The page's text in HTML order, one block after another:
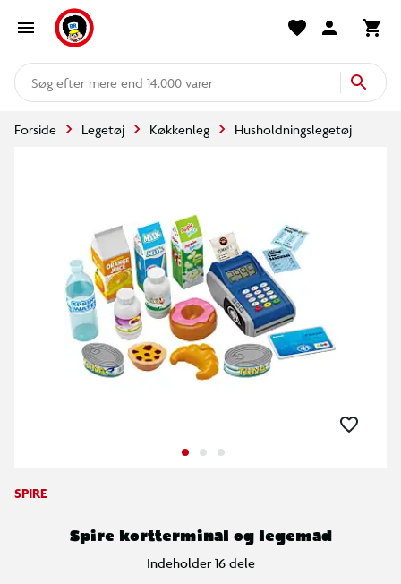
mere end 14.000 varer
Forside Legetøj Køkkenleg Husholdningslegetøj
SPIRE
Spire kortterminal og legemad
Indeholder 16 dele